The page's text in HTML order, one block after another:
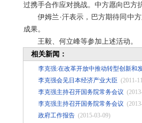
过携手合作应对挑战。中方愿向巴方
伊姆兰·汗表示，巴方期待同中方
成果。
王毅、何立峰等参加上述活动。
相关新闻：
李克强:在改革开放中推动转型创新和
李克强会见日本经济产业大臣 (2011-
李克强主持召开国务院常务会议
李克强主持召开国务院常务会议
政府工作报告 (2015-03-09)